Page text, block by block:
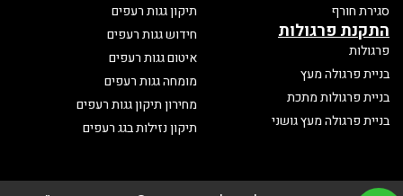
סגירת חורף
התקנת פרגולות
פרגולות
בניית פרגולה מעץ
בניית פרגולות מתכת
בניית פרגולה מעץ גושני
תיקון גגות רעפים
חידוש גגות רעפים
איטום גגות רעפים
מומחה גגות רעפים
מחירון תיקון גגות רעפים
תיקון נזילות בגג רעפים